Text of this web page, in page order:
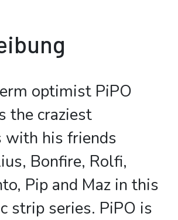
optimist PiPO
the craziest
with his friends
Bonfire, Rolfi,
Pip and Maz in this
strip series. PiPO is